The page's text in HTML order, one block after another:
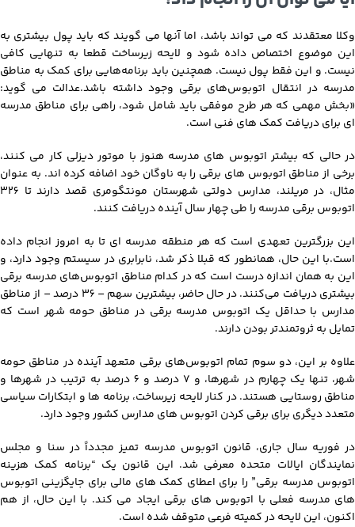
وکلا معتقدند که می تواند باشد، اما آنها می گویند که باید پول بیشتری به
این موضوع اختصاص داده شود و لایحه زیرساخت قطعا به تنهایی کافی
نیست. و این فقط پول نیست. همچنین باید برنامه‌هایی برای کمک به مناطق
مدرسه در انتقال اتوبوس‌های برقی وجود داشته باشد.عدالت می گوید:
«بخش مهمی که هر طرح موفقی باید شامل شود، راهی برای مناطق مدرسه
ای برای دریافت کمک های فنی است.
در حالی که بیشتر اتوبوس های مدرسه هنوز با موتور دیزلی کار می کنند،
برخی از مناطق اتوبوس های برقی را به ناوگان خود اضافه کرده اند. به عنوان
مثال، در مریلند، مدارس دولتی شهرستان مونتگومری قصد دارند تا 326
اتوبوس برقی مدرسه را طی چهار سال آینده دریافت کنند.
این بزرگترین تعهدی است که هر منطقه مدرسه ای تا به امروز انجام داده
است.با این حال، همانطور که قبلا ذکر شد، نابرابری در سیستم وجود دارد، و
این به همان اندازه درست است که در کدام مناطق اتوبوس‌های مدرسه برقی
بیشتری دریافت می‌کنند. در حال حاضر، بیشترین سهم – 36 درصد – از مناطق
مدارس با حداقل یک اتوبوس مدرسه برقی در مناطق حومه شهر است که
تمایل به ثروتمندتر بودن دارند.
علاوه بر این، دو سوم تمام اتوبوس‌های برقی متعهد آینده در مناطق حومه
شهر، تنها یک چهارم در شهرها، و 7 درصد و 6 درصد به ترتیب در شهرها و
مناطق روستایی هستند. در کنار لایحه زیرساخت، برنامه ها و ابتکارات سیاسی
متعدد دیگری برای برقی کردن اتوبوس های مدارس کشور وجود دارد.
در فوریه سال جاری، قانون اتوبوس مدرسه تمیز مجدداً در سنا و مجلس
نمایندگان ایالات متحده معرفی شد. این قانون یک “برنامه کمک هزینه
اتوبوس مدرسه برقی” را برای اعطای کمک های مالی برای جایگزینی اتوبوس
های مدرسه فعلی با اتوبوس های برقی ایجاد می کند. با این حال، از هم
اکنون، این لایحه در کمیته فرعی متوقف شده است.